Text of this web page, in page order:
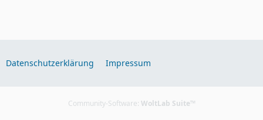
Datenschutzerklärung Impressum
Community-Software: WoltLab Suite™